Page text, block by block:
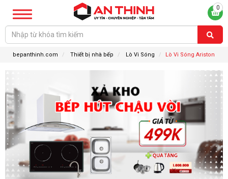
0
bepanthinh.com Thiết bị nhà bếp Lò Vi Sóng Lò Vi Sóng Ariston